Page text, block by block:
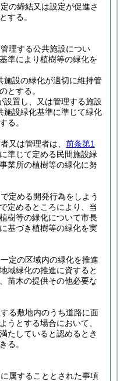
の締結又は設定が促進さ
する。
理する公共施設につい
準により植樹等の緑化を
施設の緑化が適切に維持管
とする。
設置し、又は管理する施設
施設緑化基準に準じて緑化
る。
又は管理者は、 前条第1
準じて定める民間施設緑
業所の植樹等の緑化に努
定める開発行為をしよう
定めるところにより、当
樹等の緑化について市長
基づき植樹等の緑化を実
定の区域内の緑化を推進
域緑化の推進に資すると
苗木の提供その他必要な
る敷地内のうち道路に面
うとする場合において、
たしていると認めるとき
る。
属することとされた事項